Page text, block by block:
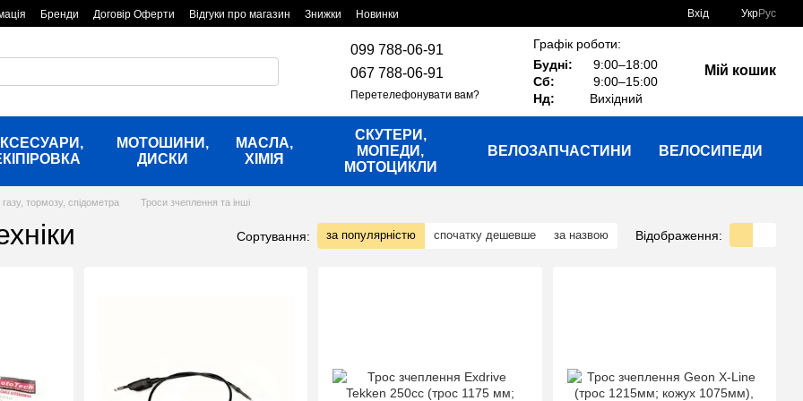
Бренди Договір Оферти Відгуки про магазин Знижки Новинки Вхід УкрРус
099 788-06-91
067 788-06-91
Перетелефонувати вам?
Графік роботи:
Будні:
9:00–18:00
Сб:
9:00–15:00
Нд:
Вихідний
Мій кошик
МОТОШИНИ,
ДИСКИ
МАСЛА,
ХІМІЯ
СКУТЕРИ,
МОПЕДИ,
МОТОЦИКЛИ
ВЕЛОЗАПЧАСТИНИ ВЕЛОСИПЕДИ
тормозу, спідометра Троси зчеплення та інші
Сортування: за популярністю спочатку дешевше за назвою Відображення: